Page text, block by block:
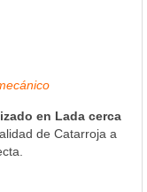
en Lada cerca
de Catarroja a